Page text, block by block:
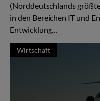
(Norddeutschlands
in den Bereichen IT und
Entwicklung…
Wirtschaft